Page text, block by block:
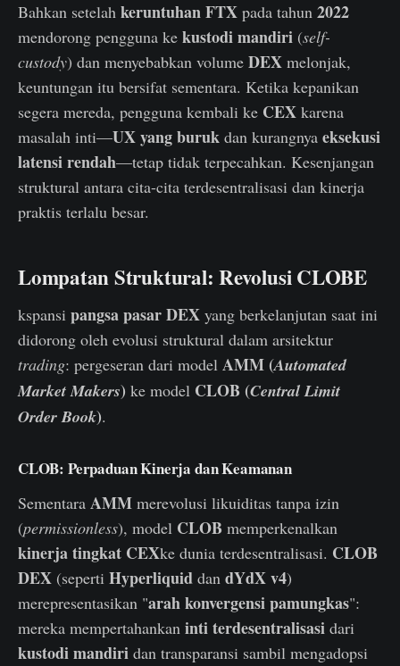
Bahkan setelah keruntuhan FTX pada tahun 2022
mendorong pengguna ke kustodi mandiri (self-
custody) dan menyebabkan volume DEX melonjak,
keuntungan itu bersifat sementara. Ketika kepanikan
segera mereda, pengguna kembali ke CEX karena
masalah inti—UX yang buruk dan kurangnya eksekusi
latensi rendah—tetap tidak terpecahkan. Kesenjangan
struktural antara cita-cita terdesentralisasi dan kinerja
praktis terlalu besar.
Lompatan Struktural: Revolusi CLOBE
kspansi pangsa pasar DEX yang berkelanjutan saat ini
didorong oleh evolusi struktural dalam arsitektur
trading: pergeseran dari model AMM (Automated
Market Makers) ke model CLOB (Central Limit
Order Book).
CLOB: Perpaduan Kinerja dan Keamanan
Sementara AMM merevolusi likuiditas tanpa izin
(permissionless), model CLOB memperkenalkan
kinerja tingkat CEXke dunia terdesentralisasi. CLOB
DEX (seperti Hyperliquid dan dYdX v4)
merepresentasikan "arah konvergensi pamungkas":
mereka mempertahankan inti terdesentralisasi dari
kustodi mandiri dan transparansi sambil mengadopsi